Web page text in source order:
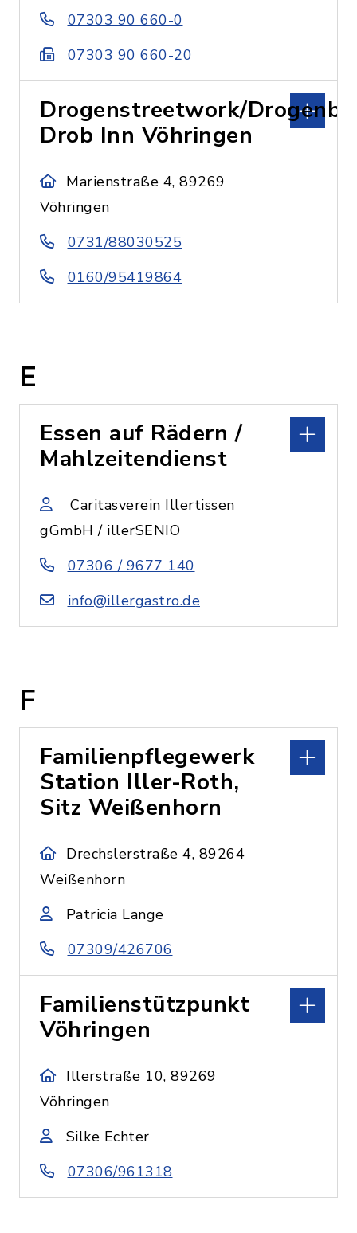
07303 90 660-0
07303 90 660-20
Drogenstreetwork/
Drob Inn Vöhringen
Marienstraße 4, 89269
Vöhringen
0731/88030525
0160/95419864
E
Essen auf Rädern /
Mahlzeitendienst
Caritasverein Illertissen
gGmbH / illerSENIO
07306 / 9677 140
info@illergastro.de
F
Familienpflegewerk
Station Iller-Roth,
Sitz Weißenhorn
Drechslerstraße 4, 89264
Weißenhorn
Patricia Lange
07309/426706
Familienstützpunkt
Vöhringen
Illerstraße 10, 89269
Vöhringen
Silke Echter
07306/961318